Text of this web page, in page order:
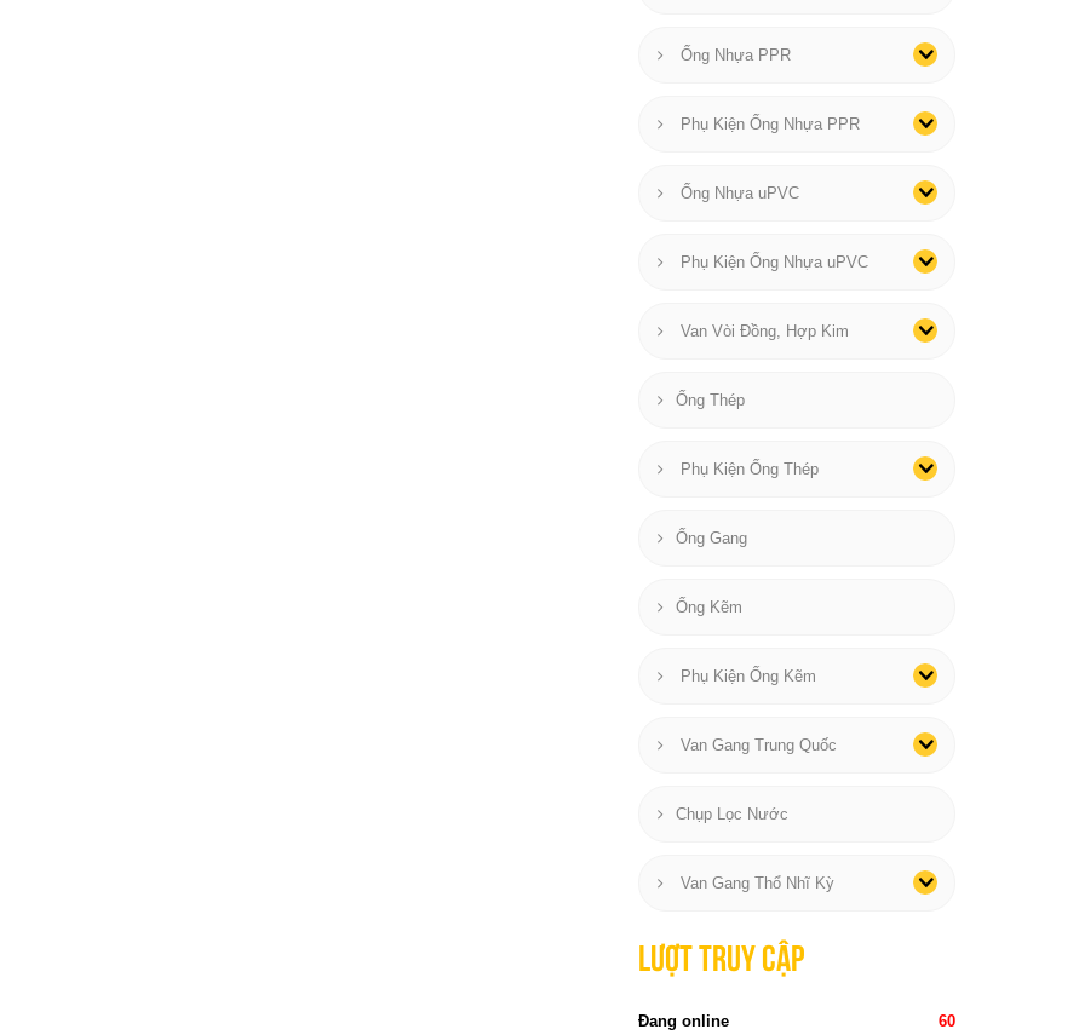
Ống Nhựa PPR
Phụ Kiện Ống Nhựa PPR
Ống Nhựa uPVC
Phụ Kiện Ống Nhựa uPVC
Van Vòi Đồng, Hợp Kim
Ống Thép
Phụ Kiện Ống Thép
Ống Gang
Ống Kẽm
Phụ Kiện Ống Kẽm
Van Gang Trung Quốc
Chụp Lọc Nước
Van Gang Thổ Nhĩ Kỳ
Lượt truy cập
Đang online 60